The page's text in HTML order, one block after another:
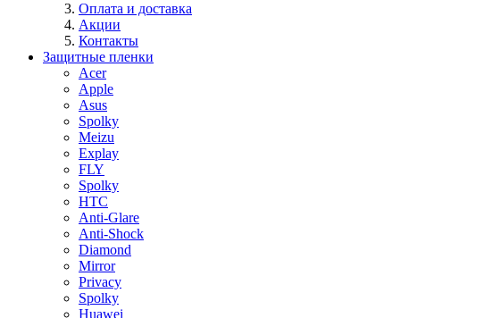
Оплата и доставка
Акции
Контакты
Защитные пленки
Acer
Apple
Asus
Spolky
Meizu
Explay
FLY
Spolky
HTC
Anti-Glare
Anti-Shock
Diamond
Mirror
Privacy
Spolky
Huawei